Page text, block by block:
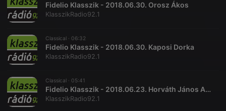
Fidelio Klasszik - 2018.06.30. Orosz Ákos
KlasszikRadio92.1
Classical · 06:32
Fidelio Klasszik - 2018.06.30. Kaposi Dorka
KlasszikRadio92.1
Classical · 05:41
Fidelio Klasszik - 2018.06.23. Horváth János Antal
KlasszikRadio92.1